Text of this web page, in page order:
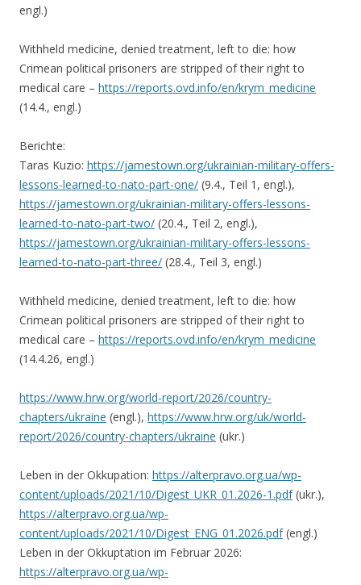
engl.)
Withheld medicine, denied treatment, left to die: how
Crimean political prisoners are stripped of their right to
medical care – https://reports.ovd.info/en/krym_medicine
(14.4., engl.)
Berichte:
Taras Kuzio: https://jamestown.org/ukrainian-military-offers-
lessons-learned-to-nato-part-one/ (9.4., Teil 1, engl.),
https://jamestown.org/ukrainian-military-offers-lessons-
learned-to-nato-part-two/ (20.4., Teil 2, engl.),
https://jamestown.org/ukrainian-military-offers-lessons-
learned-to-nato-part-three/ (28.4., Teil 3, engl.)
Withheld medicine, denied treatment, left to die: how
Crimean political prisoners are stripped of their right to
medical care – https://reports.ovd.info/en/krym_medicine
(14.4.26, engl.)
https://www.hrw.org/world-report/2026/country-
chapters/ukraine (engl.), https://www.hrw.org/uk/world-
report/2026/country-chapters/ukraine (ukr.)
Leben in der Okkupation: https://alterpravo.org.ua/wp-
content/uploads/2021/10/Digest_UKR_01.2026-1.pdf(ukr.),
https://alterpravo.org.ua/wp-
content/uploads/2021/10/Digest_ENG_01.2026.pdf(engl.)
Leben in der Okkuptation im Februar 2026:
https://alterpravo.org.ua/wp-